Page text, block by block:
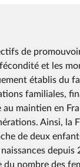
de
et les
établis du
familiales,
maintien en
Ainsi, la
de deux
nombre des